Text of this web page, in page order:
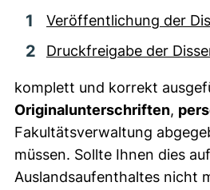
Veröffentlichung der
Druckfreigabe der
komplett und korrekt
Originalunterschriften,
Fakultätsverwaltung
müssen. Sollte Ihnen dies
Auslandsaufenthaltes nicht